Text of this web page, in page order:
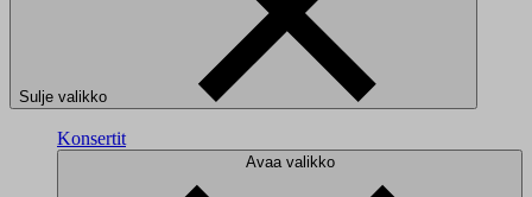
Sulje valikko
Konsertit
Avaa valikko